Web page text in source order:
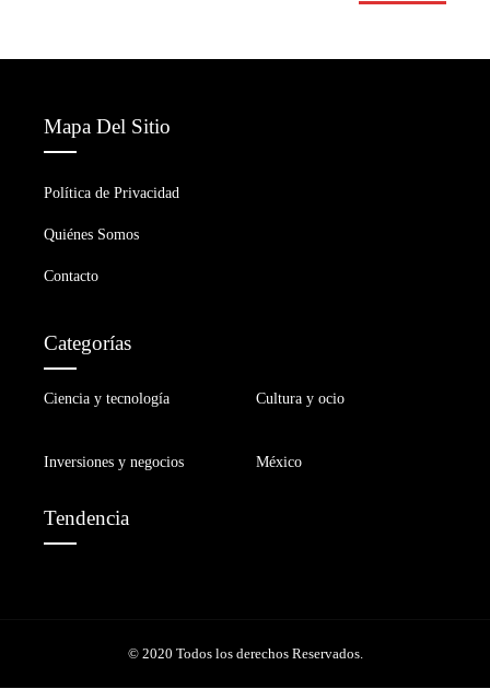
Mapa Del Sitio
Política de Privacidad
Quiénes Somos
Contacto
Categorías
Ciencia y tecnología Cultura y ocio
Inversiones y negocios México
Tendencia
© 2020 Todos los derechos Reservados.